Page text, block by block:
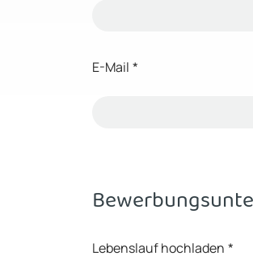
E-Mail *
Lebenslauf hochladen *